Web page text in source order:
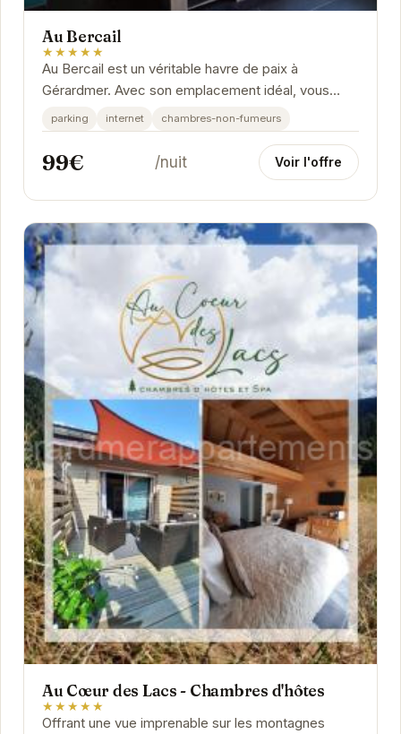
Au Bercail
★★★★★
Au Bercail est un véritable havre de paix à
Gérardmer. Avec son emplacement idéal, vous
pourrez profiter pleinement des activités de la
région,...
parking internet chambres-non-fumeurs
99€ /nuit Voir l'offre
Au Cœur des Lacs - Chambres d'hôtes
★★★★★
Offrant une vue imprenable sur les montagnes